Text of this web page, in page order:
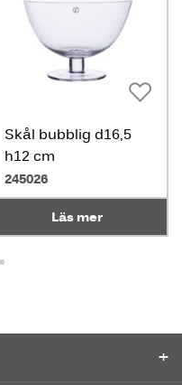
Skål bubblig d16,5
h12 cm
245026
Läs mer